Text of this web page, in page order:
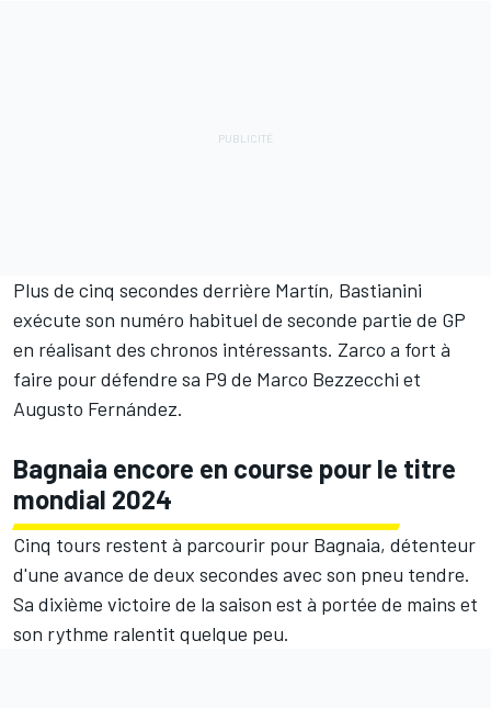
Plus de cinq secondes derrière Martín, Bastianini
exécute son numéro habituel de seconde partie de GP
en réalisant des chronos intéressants. Zarco a fort à
faire pour défendre sa P9 de Marco Bezzecchi et
Augusto Fernández.
Bagnaia encore en course pour le titre
mondial 2024
Cinq tours restent à parcourir pour Bagnaia, détenteur
d'une avance de deux secondes avec son pneu tendre.
Sa dixième victoire de la saison est à portée de mains et
son rythme ralentit quelque peu.